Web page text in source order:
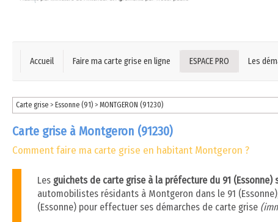
Accueil Faire ma carte grise en ligne ESPACE PRO Les
Carte grise > Essonne (91)>MONTGERON (91230)
Carte grise à Montgeron (91230)
Comment faire ma carte grise en habitant Montgeron ?
Les guichets de carte grise à la préfecture du 91
automobilistes résidants à Montgeron dans le 91
(Essonne) pour effectuer ses démarches de carte grise